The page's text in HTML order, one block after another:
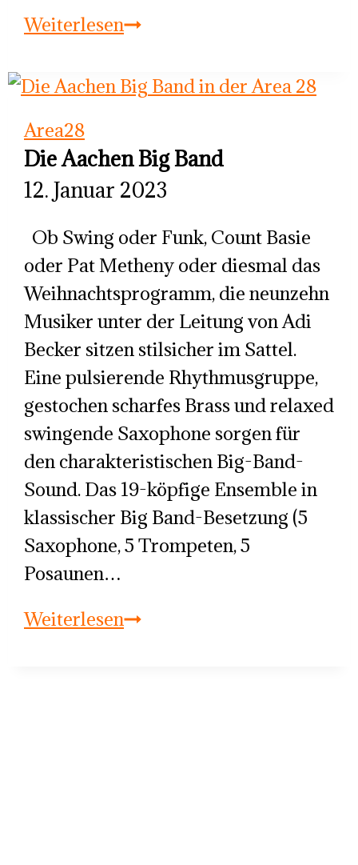
WeiterlesenDie
Big
Area28
Die Aachen Big Band
12. Januar 2023
Ob Swing oder Funk, Count Basie
oder Pat Metheny oder diesmal das
Weihnachtsprogramm, die neunzehn
Musiker unter der Leitung von Adi
Becker sitzen stilsicher im Sattel.
Eine pulsierende Rhythmusgruppe,
gestochen scharfes Brass und relaxed
swingende Saxophone sorgen für
den charakteristischen Big-Band-
Sound. Das 19-köpfige Ensemble in
klassischer Big Band-Besetzung (5
Saxophone, 5 Trompeten, 5
Posaunen…
WeiterlesenDie